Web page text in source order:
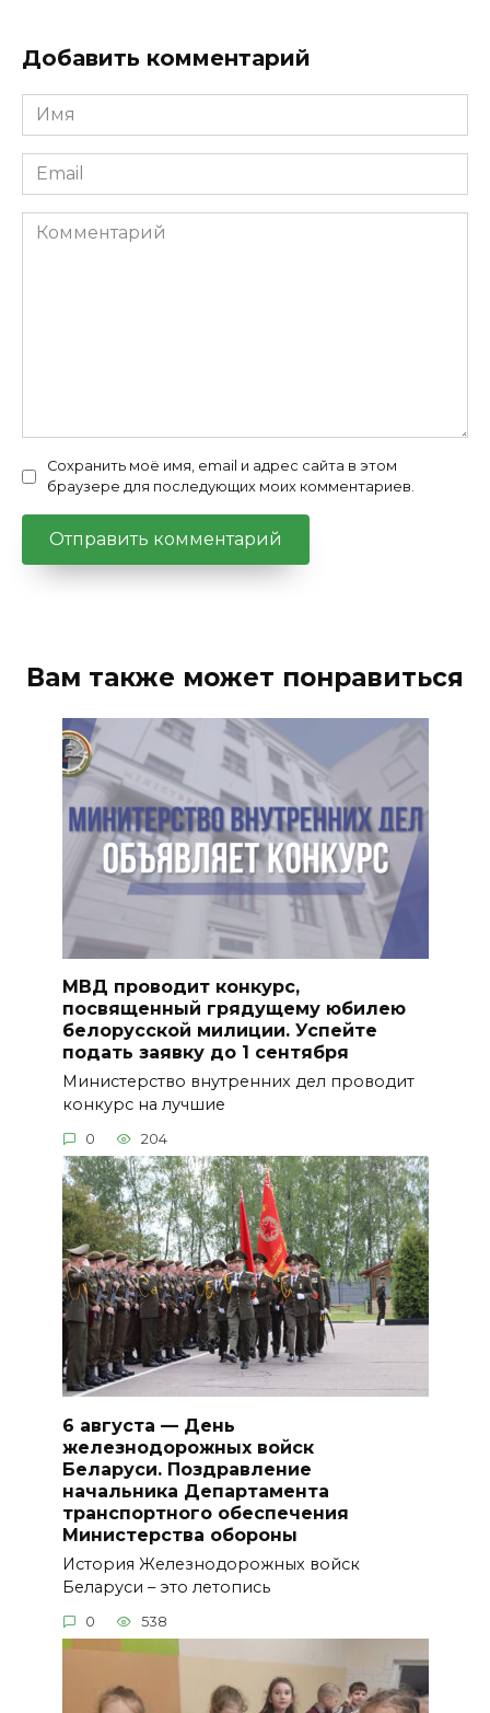
Добавить комментарий
Имя
*
Email
*
Комментарий
Сохранить моё имя, email и адрес сайта в этом
браузере для последующих моих комментариев.
Вам также может понравиться
МВД проводит конкурс,
посвященный грядущему юбилею
белорусской милиции. Успейте
подать заявку до 1 сентября
Министерство внутренних дел проводит
конкурс на лучшие
0 204
6 августа — День
железнодорожных войск
Беларуси. Поздравление
начальника Департамента
транспортного обеспечения
Министерства обороны
История Железнодорожных войск
Беларуси – это летопись
0 538